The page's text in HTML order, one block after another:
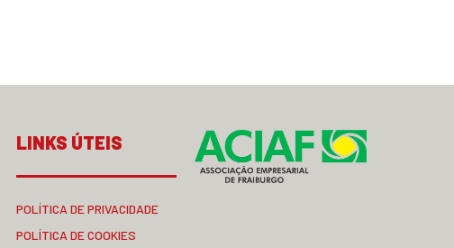
LINKS ÚTEIS
POLÍTICA DE PRIVACIDADE
POLÍTICA DE COOKIES